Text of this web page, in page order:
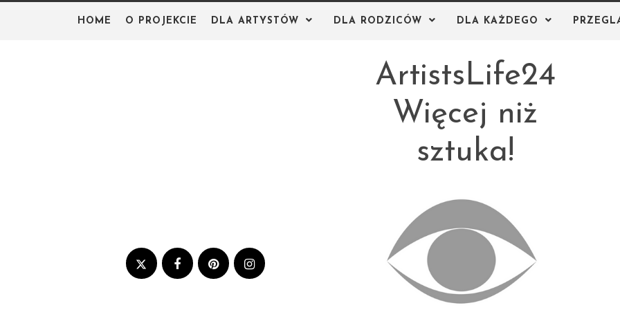
HOME O PROJEKCIE DLA ARTYSTÓW DLA RODZICÓW DLA KAŻDEGO
ArtistsLife24
Więcej niż
sztuka!